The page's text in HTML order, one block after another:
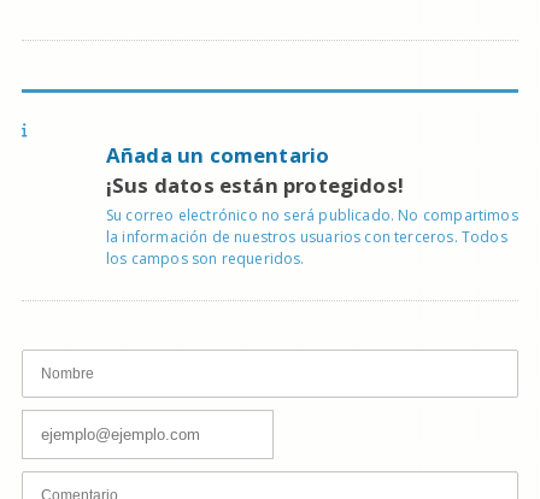
Añada un comentario
¡Sus datos están protegidos!
Su correo electrónico no será publicado. No compartimos
la información de nuestros usuarios con terceros. Todos
los campos son requeridos.